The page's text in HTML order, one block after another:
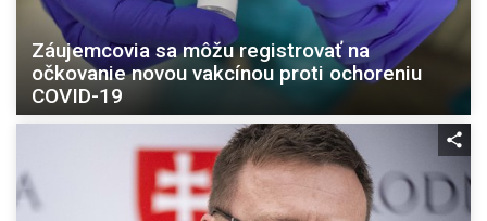
Záujemcovia sa môžu registrovať na
očkovanie novou vakcínou proti ochoreniu
COVID-19